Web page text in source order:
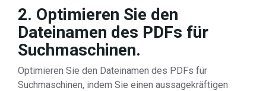
2. Optimieren Sie den
Dateinamen des PDFs für
Suchmaschinen.
Optimieren Sie den Dateinamen des PDFs für
Suchmaschinen, indem Sie einen aussagekräftigen